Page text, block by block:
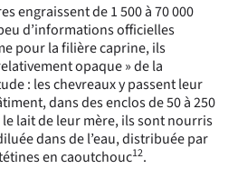
engraissent de 1 500 à 70 000
d’informations officielles
pour la filière caprine, ils
opaque » de la
: les chevreaux y passent leur
dans des enclos de 50 à 250
lait de leur mère, ils sont nourris
dans de l’eau, distribuée par
en caoutchouc12.